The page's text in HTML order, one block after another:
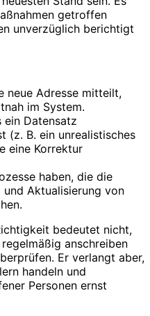
getroffen
unverzüglich berichtigt
neue Adresse mitteilt,
im System.
ein Datensatz
(z. B. ein unrealistisches
eine Korrektur
haben, die die
Aktualisierung von
bedeutet nicht,
anschreiben
Er verlangt aber,
handeln und
Personen ernst